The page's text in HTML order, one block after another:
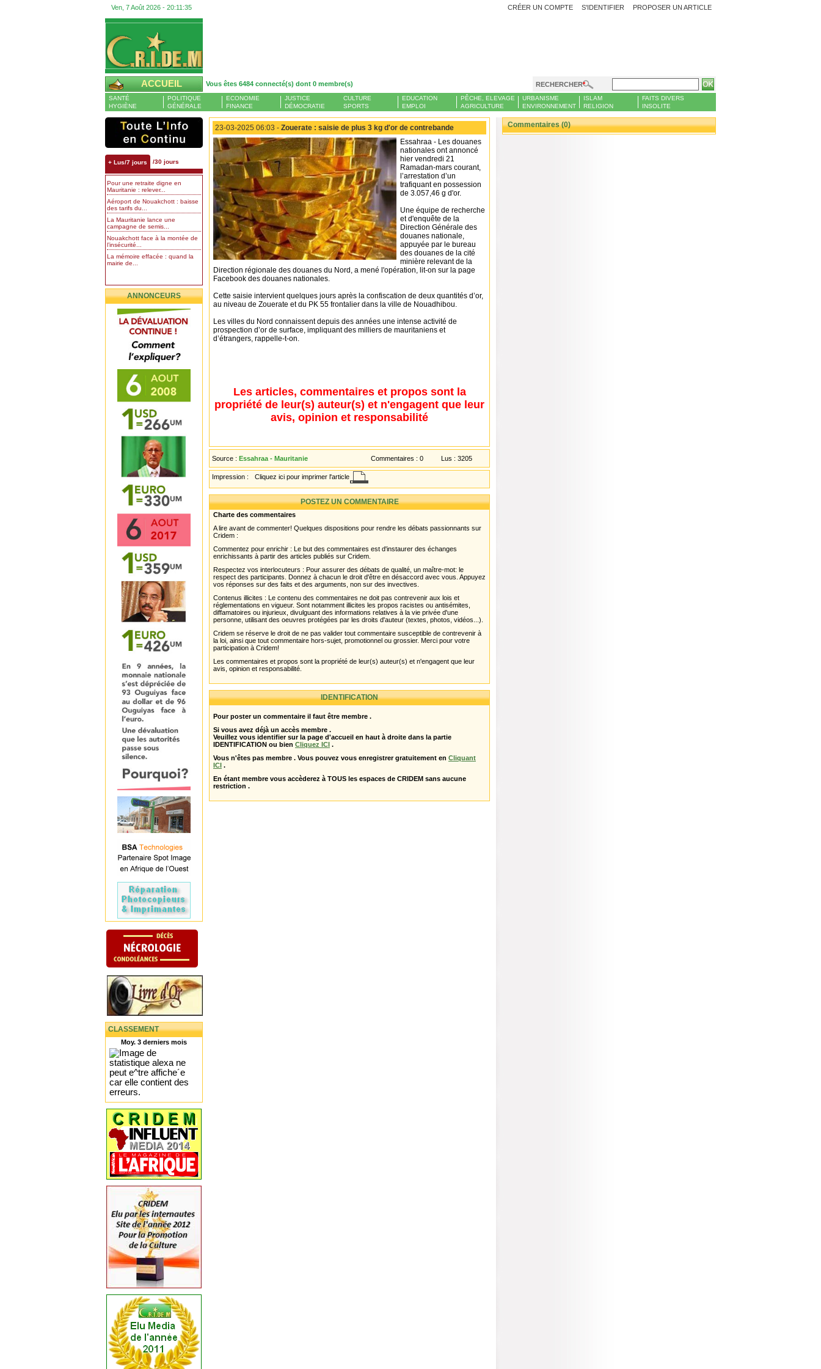
Ven, 7 Août 2026 - 20:11:35 PROPOSER UN ARTICLE
CRÉER UN COMPTE S'IDENTIFIER
ACCUEIL Vous êtes 6484 connecté(s) dont 0 membre(s) RECHERCHER
SANTÉ
HYGIÈNE
POLITIQUE
GÉNÉRALE
ECONOMIE
FINANCE
JUSTICE
DÉMOCRATIE
CULTURE
SPORTS
EDUCATION
EMPLOI
PÊCHE, ELEVAGE
AGRICULTURE
URBANISME
ENVIRONNEMENT
ISLAM
RELIGION
FAITS DIVERS
INSOLITE
+ Lus/7 jours /30 jours
Pour une retraite digne en
Mauritanie : relever...
Aéroport de Nouakchott : baisse
des tarifs du...
La Mauritanie lance une
campagne de semis...
Nouakchott face à la montée de
l’insécurité...
La mémoire effacée : quand la
mairie de...
ANNONCEURS
CLASSEMENT
Moy. 3 derniers mois
23-03-2025 06:03 - Zouerate : saisie de plus 3 kg d'or de contrebande
Essahraa - Les douanes
nationales ont annoncé
hier vendredi 21
Ramadan-mars courant,
l’arrestation d’un
trafiquant en possession
de 3.057,46 g d'or.
Une équipe de recherche
et d'enquête de la
Direction Générale des
douanes nationale,
appuyée par le bureau
des douanes de la cité
minière relevant de la
Direction régionale des douanes du Nord, a mené l'opération, lit-on sur la page
Facebook des douanes nationales.
Cette saisie intervient quelques jours après la confiscation de deux quantités d’or,
au niveau de Zouerate et du PK 55 frontalier dans la ville de Nouadhibou.
Les villes du Nord connaissent depuis des années une intense activité de
prospection d’or de surface, impliquant des milliers de mauritaniens et
d’étrangers, rappelle-t-on.
Les articles, commentaires et propos sont la
propriété de leur(s) auteur(s) et n'engagent que leur
avis, opinion et responsabilité
Source : Essahraa - Mauritanie Commentaires : 0 Lus : 3205
Impression : Cliquez ici pour imprimer l'article
POSTEZ UN COMMENTAIRE
Charte des commentaires
A lire avant de commenter! Quelques dispositions pour rendre les débats passionnants sur
Cridem :
Commentez pour enrichir : Le but des commentaires est d'instaurer des échanges
enrichissants à partir des articles publiés sur Cridem.
Respectez vos interlocuteurs : Pour assurer des débats de qualité, un maître-mot: le
respect des participants. Donnez à chacun le droit d'être en désaccord avec vous. Appuyez
vos réponses sur des faits et des arguments, non sur des invectives.
Contenus illicites : Le contenu des commentaires ne doit pas contrevenir aux lois et
réglementations en vigueur. Sont notamment illicites les propos racistes ou antisémites,
diffamatoires ou injurieux, divulguant des informations relatives à la vie privée d'une
personne, utilisant des oeuvres protégées par les droits d'auteur (textes, photos, vidéos...).
Cridem se réserve le droit de ne pas valider tout commentaire susceptible de contrevenir à
la loi, ainsi que tout commentaire hors-sujet, promotionnel ou grossier. Merci pour votre
participation à Cridem!
Les commentaires et propos sont la propriété de leur(s) auteur(s) et n'engagent que leur
avis, opinion et responsabilité.
IDENTIFICATION
Pour poster un commentaire il faut être membre .
Si vous avez déjà un accès membre .
Veuillez vous identifier sur la page d'accueil en haut à droite dans la partie
IDENTIFICATION ou bien Cliquez ICI .
Vous n'êtes pas membre . Vous pouvez vous enregistrer gratuitement en Cliquant
ICI .
En étant membre vous accèderez à TOUS les espaces de CRIDEM sans aucune
restriction .
Commentaires (0)